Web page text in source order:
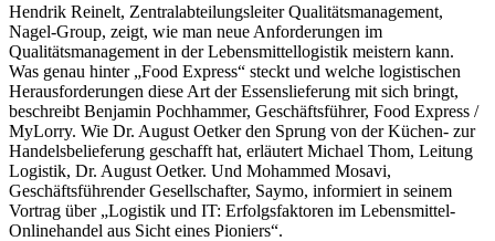
Hendrik Reinelt, Zentralabteilungsleiter Qualitätsmanagement,
Nagel-Group, zeigt, wie man neue Anforderungen im
Qualitätsmanagement in der Lebensmittellogistik meistern kann.
Was genau hinter „Food Express“ steckt und welche logistischen
Herausforderungen diese Art der Essenslieferung mit sich bringt,
beschreibt Benjamin Pochhammer, Geschäftsführer, Food Express /
MyLorry. Wie Dr. August Oetker den Sprung von der Küchen- zur
Handelsbelieferung geschafft hat, erläutert Michael Thom, Leitung
Logistik, Dr. August Oetker. Und Mohammed Mosavi,
Geschäftsführender Gesellschafter, Saymo, informiert in seinem
Vortrag über „Logistik und IT: Erfolgsfaktoren im Lebensmittel-
Onlinehandel aus Sicht eines Pioniers“.